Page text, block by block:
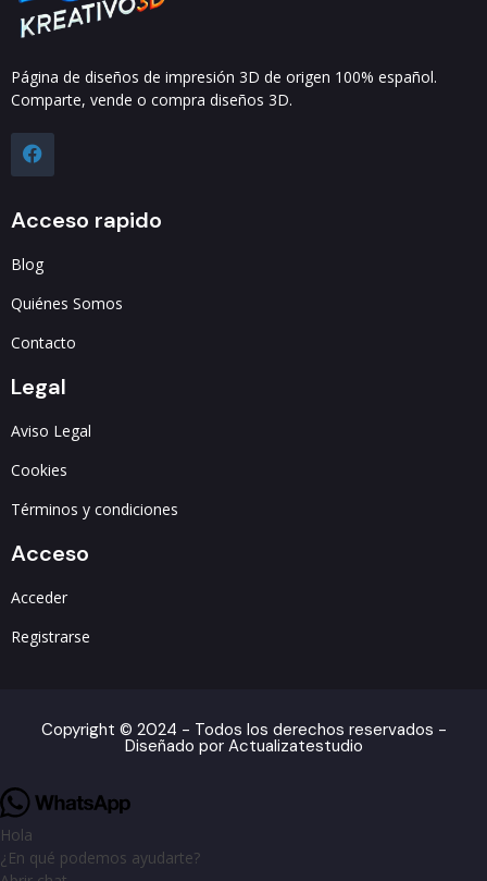
Página de diseños de impresión 3D de origen 100% español.
Comparte, vende o compra diseños 3D.
Acceso rapido
Blog
Quiénes Somos
Contacto
Legal
Aviso Legal
Cookies
Términos y condiciones
Acceso
Acceder
Registrarse
Copyright © 2024 - Todos los derechos reservados -
Diseñado por Actualizatestudio
Hola
¿En qué podemos ayudarte?